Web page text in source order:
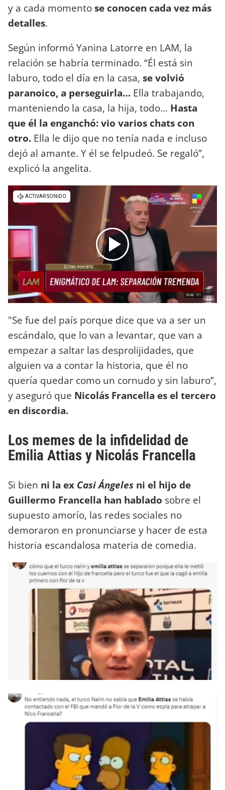
y a cada momentose conocen cada vez más
detalles.
Según informó Yanina Latorre en LAM, la
relación se habría terminado. “Él está sin
laburo, todo el día en la casa, se volvió
paranoico, a perseguirla… Ella trabajando,
manteniendo la casa, la hija, todo… Hasta
que él la enganchó: vio varios chats con
otro. Ella le dijo que no tenía nada e incluso
dejó al amante. Y él se felpudeó. Se regaló”,
explicó la angelita.
"Se fue del país porque dice que va a ser un
escándalo, que lo van a levantar, que van a
empezar a saltar las desprolijidades, que
alguien va a contar la historia, que él no
quería quedar como un cornudo y sin laburo”,
y aseguró que Nicolás Francella es el tercero
en discordia.
Los memes de la infidelidad de
Emilia Attias y Nicolás Francella
Si bien ni la ex Casi Ángeles ni el hijo de
Guillermo Francella han hablado sobre el
supuesto amorío, las redes sociales no
demoraron en pronunciarse y hacer de esta
historia escandalosa materia de comedia.